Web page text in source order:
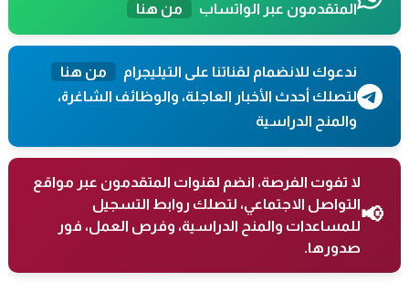
المتقدمون عبر الواتساب
من هنا
ندعوك للانضمام لقناتنا على التيليجرام
من هنا
لتصلك أحدث الأخبار العاجلة، والوظائف الشاغرة،
والمنح الدراسية
📢
لا تفوت الفرصة، انضم لقنوات المتقدمون عبر مواقع
التواصل الاجتماعي، لتصلك روابط التسجيل
للمساعدات والمنح الدراسية، وفرص العمل، فور
صدورها.